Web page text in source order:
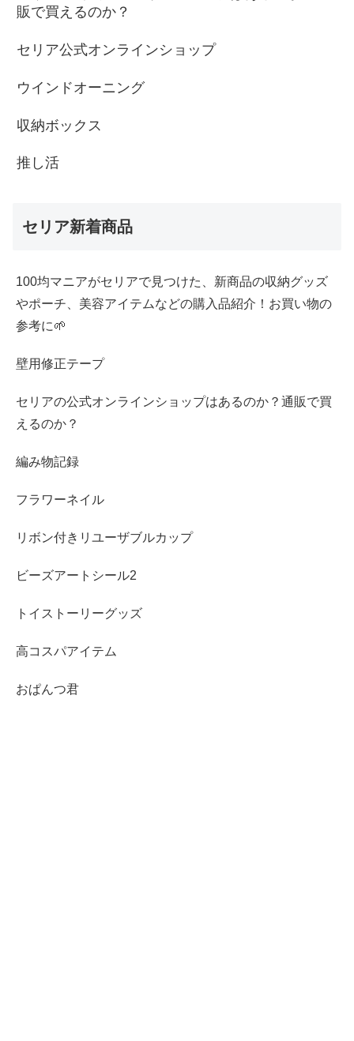
販で買えるのか？
セリア公式オンラインショップ
ウインドオーニング
収納ボックス
推し活
セリア新着商品
100均マニアがセリアで見つけた、新商品の収納グッズ
やポーチ、美容アイテムなどの購入品紹介！お買い物の
参考に🌱
壁用修正テープ
セリアの公式オンラインショップはあるのか？通販で買
えるのか？
編み物記録
フラワーネイル
リボン付きリユーザブルカップ
ビーズアートシール2
トイストーリーグッズ
高コスパアイテム
おぱんつ君